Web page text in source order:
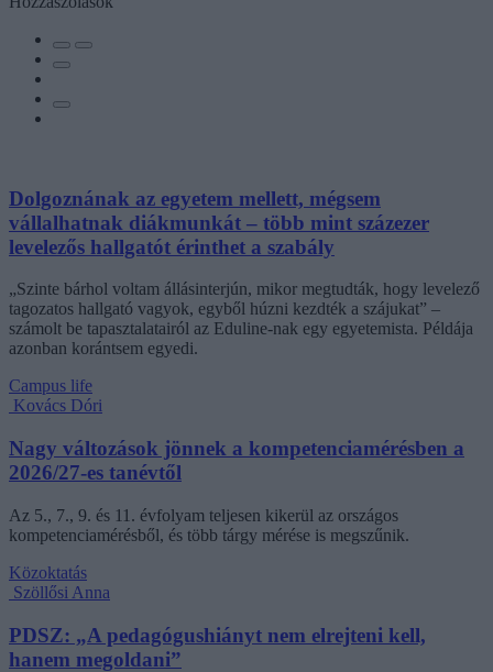
Dolgoznának az egyetem mellett, mégsem
vállalhatnak diákmunkát – több mint százezer
levelezős hallgatót érinthet a szabály
„Szinte bárhol voltam állásinterjún, mikor megtudták, hogy levelező
tagozatos hallgató vagyok, egyből húzni kezdték a szájukat” –
számolt be tapasztalatairól az Eduline-nak egy egyetemista. Példája
azonban korántsem egyedi.
Campus life
Kovács Dóri
Nagy változások jönnek a kompetenciamérésben a
2026/27-es tanévtől
Az 5., 7., 9. és 11. évfolyam teljesen kikerül az országos
kompetenciamérésből, és több tárgy mérése is megszűnik.
Közoktatás
Szöllősi Anna
PDSZ: „A pedagógushiányt nem elrejteni kell,
hanem megoldani”